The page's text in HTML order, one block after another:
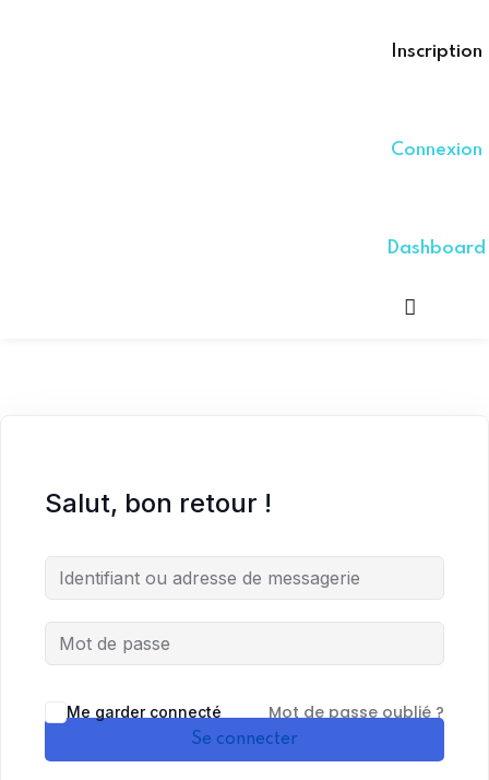
Inscription
Connexion
Dashboard
Salut, bon retour !
Me garder connecté Mot de passe oublié ?
Se connecter